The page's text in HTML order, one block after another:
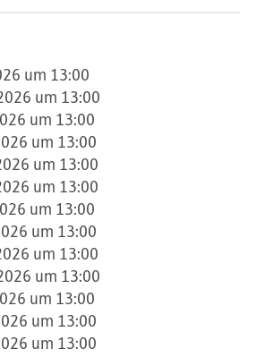
um 13:00
um 13:00
um 13:00
um 13:00
um 13:00
um 13:00
um 13:00
um 13:00
um 13:00
um 13:00
um 13:00
um 13:00
um 13:00